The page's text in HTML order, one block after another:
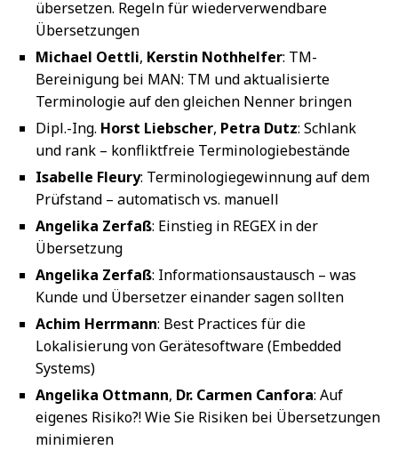
übersetzen. Regeln für wiederverwendbare
Übersetzungen
Michael Oettli, Kerstin Nothhelfer: TM-
Bereinigung bei MAN: TM und aktualisierte
Terminologie auf den gleichen Nenner bringen
Dipl.-Ing. Horst Liebscher, Petra Dutz: Schlank
und rank – konfliktfreie Terminologiebestände
Isabelle Fleury: Terminologiegewinnung auf dem
Prüfstand – automatisch vs. manuell
Angelika Zerfaß: Einstieg in REGEX in der
Übersetzung
Angelika Zerfaß: Informationsaustausch – was
Kunde und Übersetzer einander sagen sollten
Achim Herrmann: Best Practices für die
Lokalisierung von Gerätesoftware (Embedded
Systems)
Angelika Ottmann, Dr. Carmen Canfora: Auf
eigenes Risiko?! Wie Sie Risiken bei Übersetzungen
minimieren